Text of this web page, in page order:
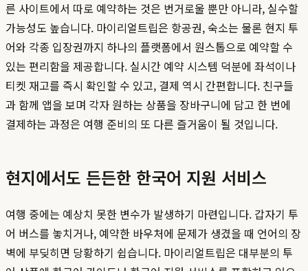
른 사이트에서 따로 예약하는 것은 번거로울 뿐만 아니라, 실수할
가능성도 높습니다. 마이리얼트립은 항공권, 숙소는 물론 현지 투
어와 각종 입장권까지 하나의 플랫폼에서 원스톱으로 예약할 수
있는 편리함을 제공합니다. 실시간 예약 시스템 덕분에 좌석이나
티켓 재고를 즉시 확인할 수 있고, 결제 역시 간편합니다. 친구들
과 함께 앱을 보며 각자 원하는 상품을 장바구니에 담고 한 번에
결제하는 과정은 여행 준비의 또 다른 즐거움이 될 것입니다.
현지에서도 든든한 한국어 지원 서비스
여행 중에는 예상치 못한 변수가 발생하기 마련입니다. 갑자기 투
어 버스를 놓치거나, 예약한 바우처에 문제가 생겼을 때 언어의 장
벽에 부딪히면 당황하기 쉽습니다. 마이리얼트립은 대부분의 투